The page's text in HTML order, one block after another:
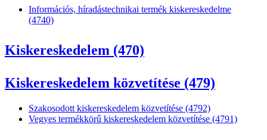
Információs, híradástechnikai termék kiskereskedelme
(4740)
Kiskereskedelem (470)
Kiskereskedelem közvetítése (479)
Szakosodott kiskereskedelem közvetítése (4792)
Vegyes termékkörű kiskereskedelem közvetítése (4791)